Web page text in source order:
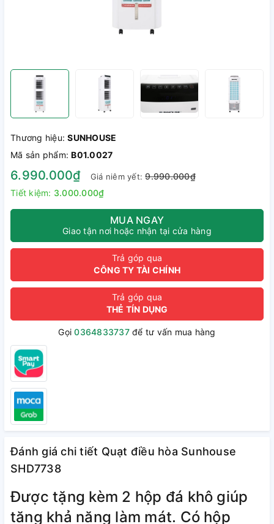
Thương hiệu:SUNHOUSE
Mã sản phẩm:B01.0027
6.990.000₫ Giá niêm yết:9.990.000₫
Tiết kiệm: 3.000.000₫
MUA NGAY
Giao tận nơi hoặc nhận tại cửa hàng
Trả góp qua
CÔNG TY TÀI CHÍNH
Trả góp qua
THẺ TÍN DỤNG
Gọi0364833737để tư vấn mua hàng
Đánh giá chi tiết Quạt điều hòa Sunhouse
SHD7738
Được tặng kèm 2 hộp đá khô giúp
tăng khả năng làm mát. Có hộp